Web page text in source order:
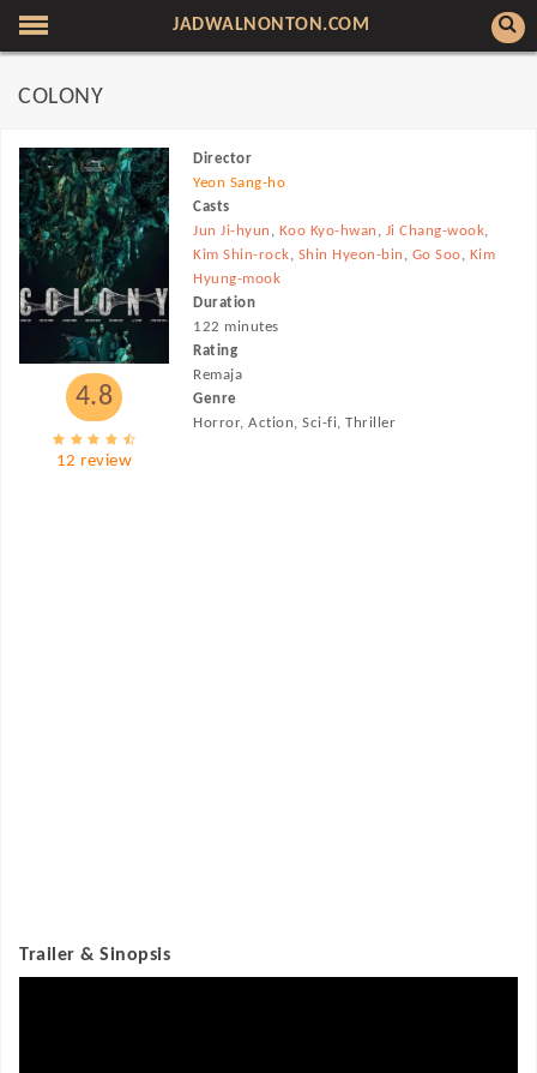
JADWALNONTON.COM
COLONY
4.8
12 review
Director
Yeon Sang-ho
Casts
Jun Ji-hyun , Koo Kyo-hwan , Ji Chang-wook,
Kim Shin-rock, Shin Hyeon-bin , Go Soo, Kim
Hyung-mook
Duration
122 minutes
Rating
Remaja
Genre
Horror, Action, Sci-fi, Thriller
Trailer & Sinopsis